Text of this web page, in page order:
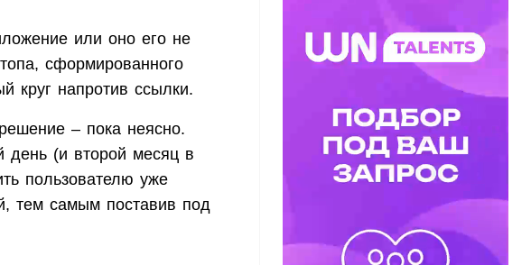
или оно его не
сформированного
круг напротив ссылки.
– пока неясно.
день (и второй месяц в
пользователю уже
тем самым поставив под